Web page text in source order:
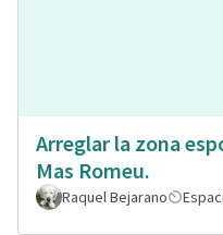
Arreglar la zona
Mas Romeu.
Raquel Bejarano